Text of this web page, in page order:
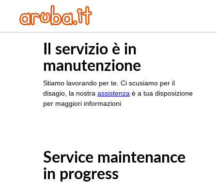
Il servizio è in
manutenzione
Stiamo lavorando per te. Ci scusiamo per il
disagio, la nostra assistenza è a tua disposizione
per maggiori informazioni
Service maintenance
in progress